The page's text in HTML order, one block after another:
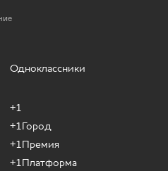
Одноклассники
+1
+1Город
+1Премия
+1Платформа